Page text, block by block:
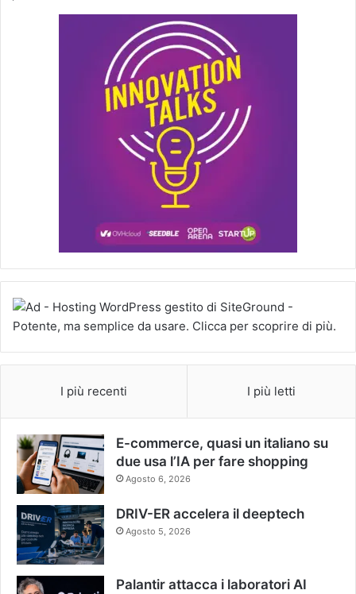
I più recenti I più letti
E-commerce, quasi un italiano su
due usa l’IA per fare shopping
Agosto 6, 2026
DRIV-ER accelera il deeptech
Agosto 5, 2026
Palantir attacca i laboratori AI